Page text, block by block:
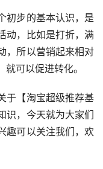
步的基本认识，是
动，比如是打折，满
，所以营销起来相对
可以促进转化。
【淘宝超级推荐基
识，今天就为大家们
趣可以关注我们，欢